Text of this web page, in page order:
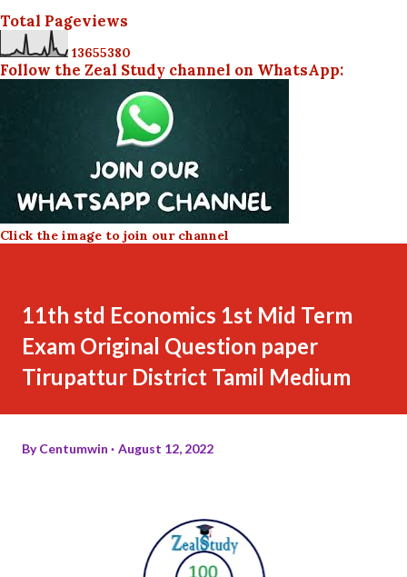
Total Pageviews
13655380
Follow the Zeal Study channel on WhatsApp:
Click the image to join our channel
11th std Economics 1st Mid Term
Exam Original Question paper
Tirupattur District Tamil Medium
ByCentumwin August 12, 2022